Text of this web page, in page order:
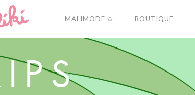
MALIMODE ✩ BOUTIQUE
P S